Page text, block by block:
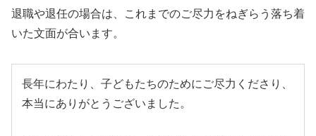
退職や退任の場合は、これまでのご尽力をねぎらう落ち着
いた文面が合います。
長年にわたり、子どもたちのためにご尽力くださり、
本当にありがとうございました。